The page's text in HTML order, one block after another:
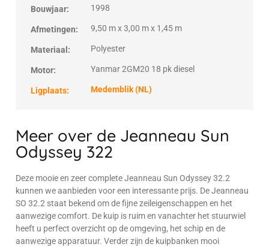
Bouwjaar: 1998
Afmetingen: 9,50 m x 3,00 m x 1,45 m
Materiaal: Polyester
Motor: Yanmar 2GM20 18 pk diesel
Ligplaats: Medemblik (NL)
Meer over de Jeanneau Sun
Odyssey 322
Deze mooie en zeer complete Jeanneau Sun Odyssey 32.2
kunnen we aanbieden voor een interessante prijs. De Jeanneau
SO 32.2 staat bekend om de fijne zeileigenschappen en het
aanwezige comfort. De kuip is ruim en vanachter het stuurwiel
heeft u perfect overzicht op de omgeving, het schip en de
aanwezige apparatuur. Verder zijn de kuipbanken mooi